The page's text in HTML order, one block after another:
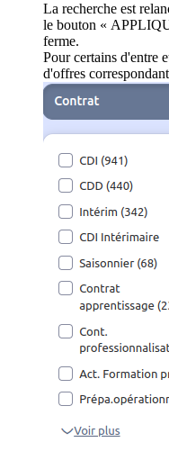
La recherche est
le bouton «
ferme.
Pour certains d'entre
d'offres